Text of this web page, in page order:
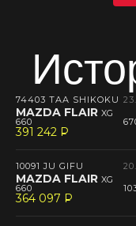
74403 TAA SHIKOKU
MAZDA FLAIR XG
660
391 242 P
--
10091 JU GIFU
MAZDA FLAIR XG
660
364 097 P
--